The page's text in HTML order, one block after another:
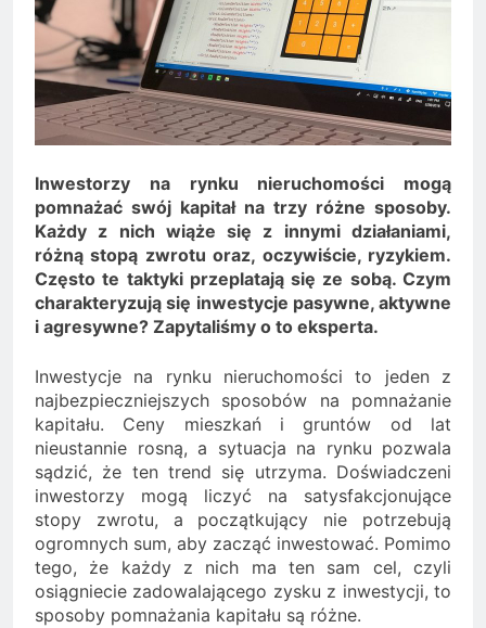
Minolta – kiedy wybrać
kolorowe, a kiedy czarno-
białe?
2 Lata Ago
Na czym polega
rozliczanie podatku?
2 Lata Ago
Inwestorzy na rynku nieruchomości mogą
pomnażać swój kapitał na trzy różne sposoby.
Każdy z nich wiąże się z innymi działaniami,
różną stopą zwrotu oraz, oczywiście, ryzykiem.
Często te taktyki przeplatają się ze sobą. Czym
charakteryzują się inwestycje pasywne, aktywne
i agresywne? Zapytaliśmy o to eksperta.
Inwestycje na rynku nieruchomości to jeden z
najbezpieczniejszych sposobów na pomnażanie
kapitału. Ceny mieszkań i gruntów od lat
nieustannie rosną, a sytuacja na rynku pozwala
sądzić, że ten trend się utrzyma. Doświadczeni
inwestorzy mogą liczyć na satysfakcjonujące
stopy zwrotu, a początkujący nie potrzebują
ogromnych sum, aby zacząć inwestować. Pomimo
tego, że każdy z nich ma ten sam cel, czyli
osiągniecie zadowalającego zysku z inwestycji, to
sposoby pomnażania kapitału są różne.